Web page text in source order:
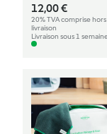
12,00 €
20% TVA comprise
livraison
Livraison sous 1